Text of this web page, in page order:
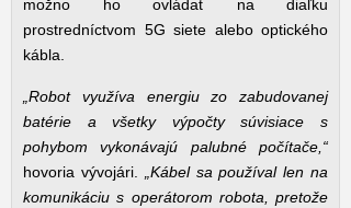
možno ho ovládať na diaľku
prostredníctvom 5G siete alebo optického
kábla.
„Robot využíva energiu zo zabudovanej
batérie a všetky výpočty súvisiace s
pohybom vykonávajú palubné počítače,“
hovoria vývojári. „Kábel sa používal len na
komunikáciu s operátorom robota, pretože